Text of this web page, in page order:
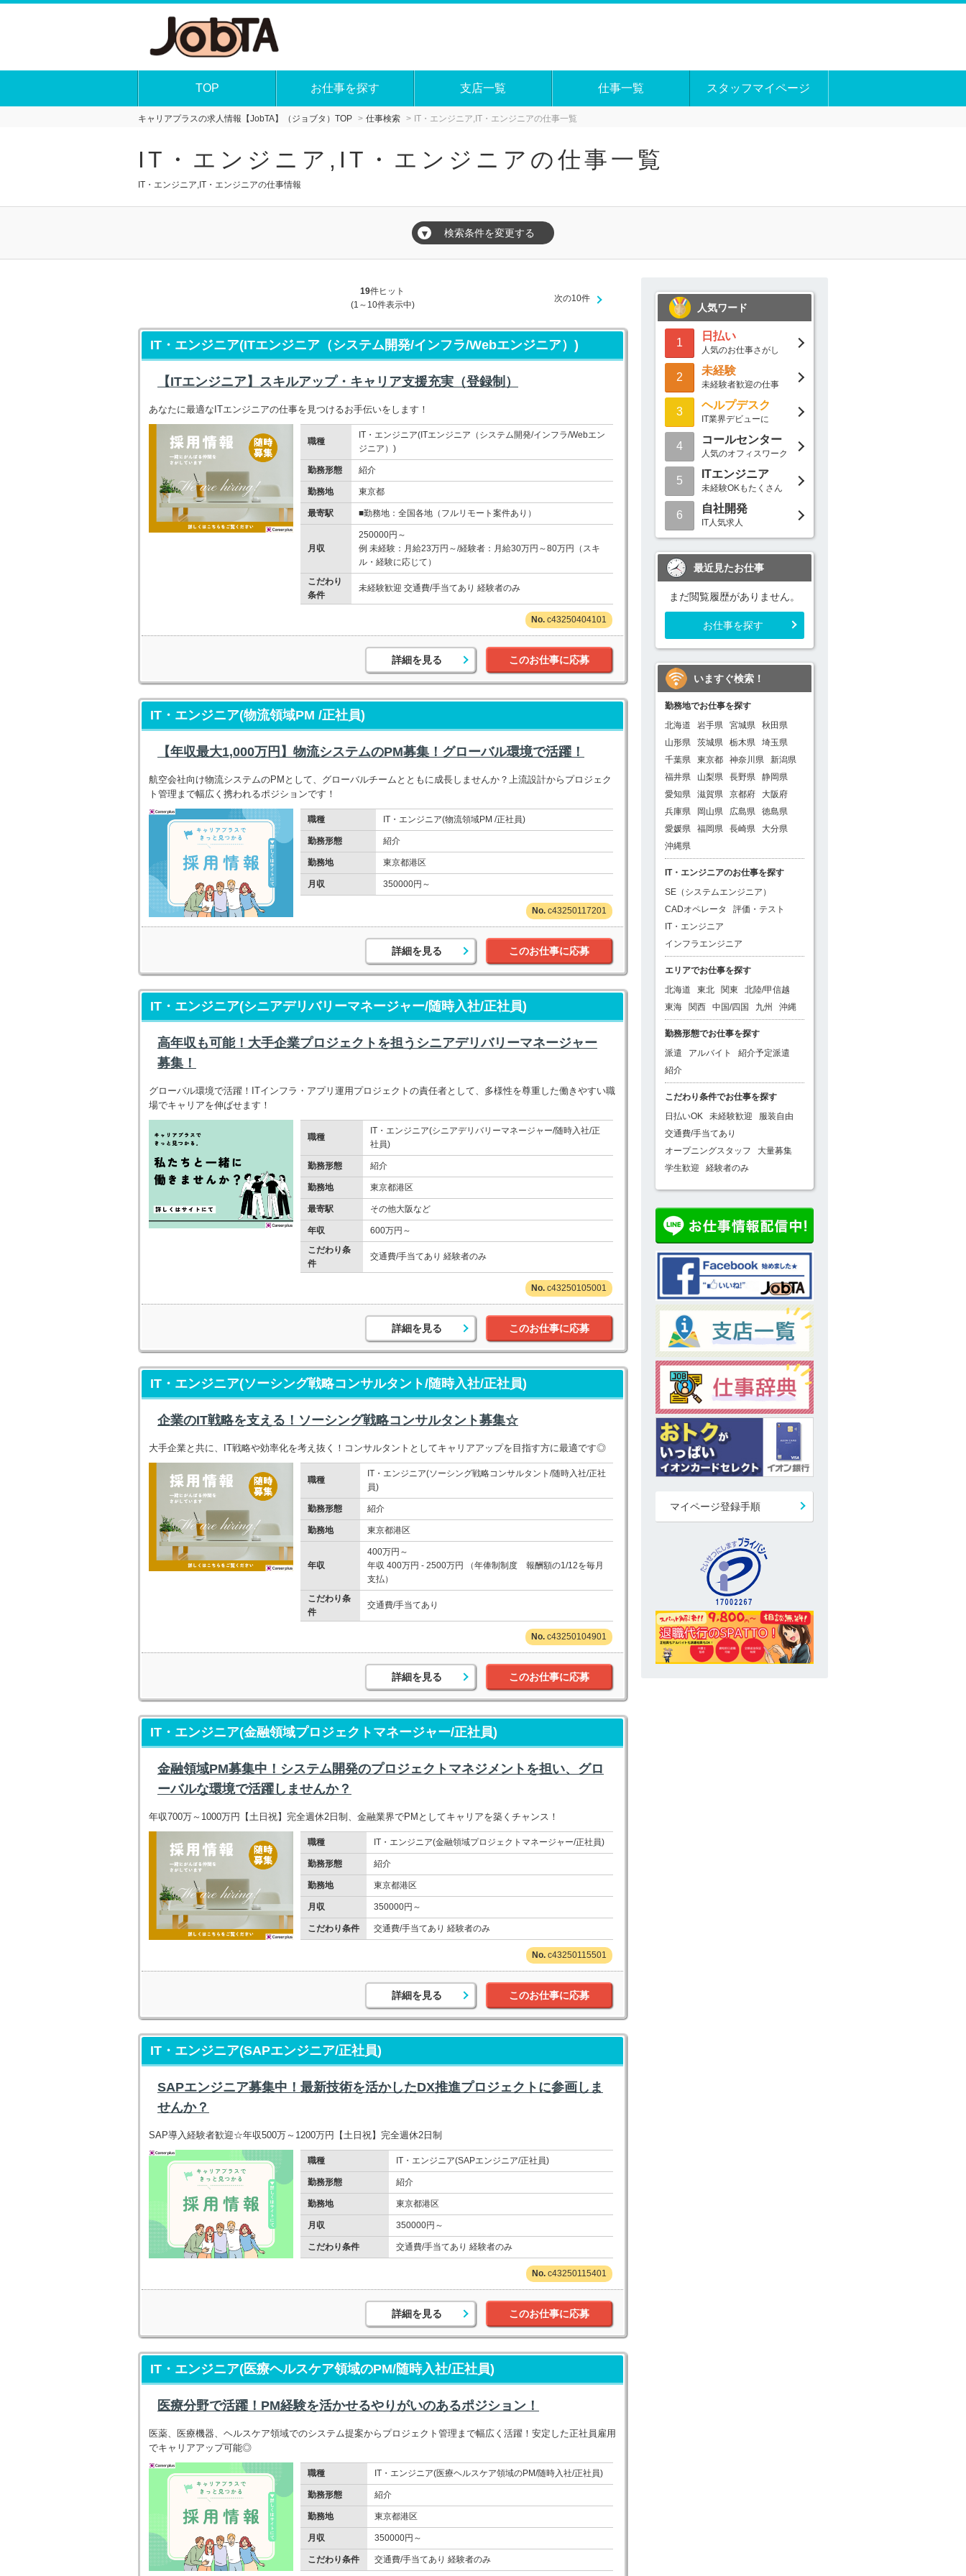
TOP お仕事を探す 支店一覧 仕事一覧 スタッフマイページ
キャリアプラスの求人情報【JobTA】（ジョブタ）TOP 仕事検索 IT・エンジニア,IT・エンジニアの仕事一覧
IT・エンジニア,IT・エンジニアの仕事一覧
IT・エンジニア,IT・エンジニアの仕事情報
▼ 検索条件を変更する
19件ヒット
(1～10件表示中)
次の10件
IT・エンジニア(ITエンジニア（システム開発/インフラ/Webエンジニア）)
【ITエンジニア】スキルアップ・キャリア支援充実（登録制）
あなたに最適なITエンジニアの仕事を見つけるお手伝いをします！
職種
IT・エンジニア(ITエンジニア（システム開発/インフラ/Webエン
ジニア）)
勤務形態 紹介
勤務地 東京都
最寄駅 ■勤務地：全国各地（フルリモート案件あり）
月収
250000円～
例 未経験：月給23万円～/経験者：月給30万円～80万円（スキ
ル・経験に応じて）
こだわり
条件
未経験歓迎 交通費/手当てあり 経験者のみ
c43250404101
詳細を見る このお仕事に応募
IT・エンジニア(物流領域PM /正社員)
【年収最大1,000万円】物流システムのPM募集！グローバル環境で活躍！
航空会社向け物流システムのPMとして、グローバルチームとともに成長しませんか？上流設計からプロジェク
ト管理まで幅広く携われるポジションです！
職種 IT・エンジニア(物流領域PM /正社員)
勤務形態 紹介
勤務地 東京都港区
月収 350000円～
c43250117201
詳細を見る このお仕事に応募
IT・エンジニア(シニアデリバリーマネージャー/随時入社/正社員)
高年収も可能！大手企業プロジェクトを担うシニアデリバリーマネージャー
募集！
グローバル環境で活躍！ITインフラ・アプリ運用プロジェクトの責任者として、多様性を尊重した働きやすい職
場でキャリアを伸ばせます！
職種
IT・エンジニア(シニアデリバリーマネージャー/随時入社/正
社員)
勤務形態 紹介
勤務地 東京都港区
最寄駅 その他大阪など
年収
600万円～
こだわり条
件
交通費/手当てあり 経験者のみ
c43250105001
詳細を見る このお仕事に応募
IT・エンジニア(ソーシング戦略コンサルタント/随時入社/正社員)
企業のIT戦略を支える！ソーシング戦略コンサルタント募集☆
大手企業と共に、IT戦略や効率化を考え抜く！コンサルタントとしてキャリアアップを目指す方に最適です◎
職種
IT・エンジニア(ソーシング戦略コンサルタント/随時入社/正社
員)
勤務形態 紹介
勤務地 東京都港区
年収
400万円～
年収 400万円 - 2500万円 （年俸制制度 報酬額の1/12を毎月
支払）
こだわり条
件
交通費/手当てあり
c43250104901
詳細を見る このお仕事に応募
IT・エンジニア(金融領域プロジェクトマネージャー/正社員)
金融領域PM募集中！システム開発のプロジェクトマネジメントを担い、グロ
ーバルな環境で活躍しませんか？
年収700万～1000万円【土日祝】完全週休2日制、金融業界でPMとしてキャリアを築くチャンス！
職種 IT・エンジニア(金融領域プロジェクトマネージャー/正社員)
勤務形態 紹介
勤務地 東京都港区
月収 350000円～
こだわり条件 交通費/手当てあり 経験者のみ
c43250115501
詳細を見る このお仕事に応募
IT・エンジニア(SAPエンジニア/正社員)
SAPエンジニア募集中！最新技術を活かしたDX推進プロジェクトに参画しま
せんか？
SAP導入経験者歓迎☆年収500万～1200万円【土日祝】完全週休2日制
職種 IT・エンジニア(SAPエンジニア/正社員)
勤務形態 紹介
勤務地 東京都港区
月収 350000円～
こだわり条件 交通費/手当てあり 経験者のみ
c43250115401
詳細を見る このお仕事に応募
IT・エンジニア(医療ヘルスケア領域のPM/随時入社/正社員)
医療分野で活躍！PM経験を活かせるやりがいのあるポジション！
医薬、医療機器、ヘルスケア領域でのシステム提案からプロジェクト管理まで幅広く活躍！安定した正社員雇用
でキャリアアップ可能◎
職種 IT・エンジニア(医療ヘルスケア領域のPM/随時入社/正社員)
勤務形態 紹介
勤務地 東京都港区
月収 350000円～
こだわり条件 交通費/手当てあり 経験者のみ
人気ワード
1
日払い
人気のお仕事さがし
2
未経験
未経験者歓迎の仕事
3
ヘルプデスク
IT業界デビューに
4
コールセンター
人気のオフィスワーク
5
ITエンジニア
未経験OKもたくさん
6
自社開発
IT人気求人
最近見たお仕事
まだ閲覧履歴がありません。
お仕事を探す
いますぐ検索！
勤務地でお仕事を探す
北海道
岩手県 宮城県
秋田県
山形県
茨城県 栃木県
埼玉県
千葉県
東京都 神奈川県
新潟県
福井県
山梨県 長野県
静岡県
愛知県
滋賀県 京都府
大阪府
兵庫県
岡山県 広島県
徳島県
愛媛県
福岡県 長崎県
大分県
沖縄県
IT・エンジニアのお仕事を探す
SE（システムエンジニア）
CADオペレータ
評価・テスト
IT・エンジニア
インフラエンジニア
エリアでお仕事を探す
北海道
東北 関東
北陸/甲信越
東海
関西 中国/四国 九州 沖縄
勤務形態でお仕事を探す
派遣
アルバイト
紹介予定派遣
紹介
こだわり条件でお仕事を探す
日払いOK
未経験歓迎
服装自由
交通費/手当てあり
オープニングスタッフ
大量募集
学生歓迎
経験者のみ
マイページ登録手順